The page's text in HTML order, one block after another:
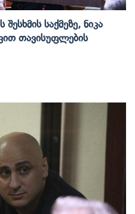
Საქმეზე, Ნიკა
Თავისუფლების